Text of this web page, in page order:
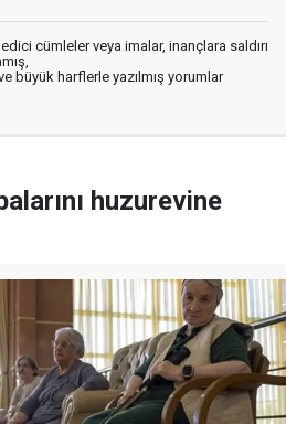
cümleler veya imalar, inançlara saldırı
büyük harflerle yazılmış yorumlar
huzurevine